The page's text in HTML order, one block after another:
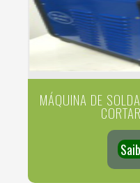
MÁQUINA DE